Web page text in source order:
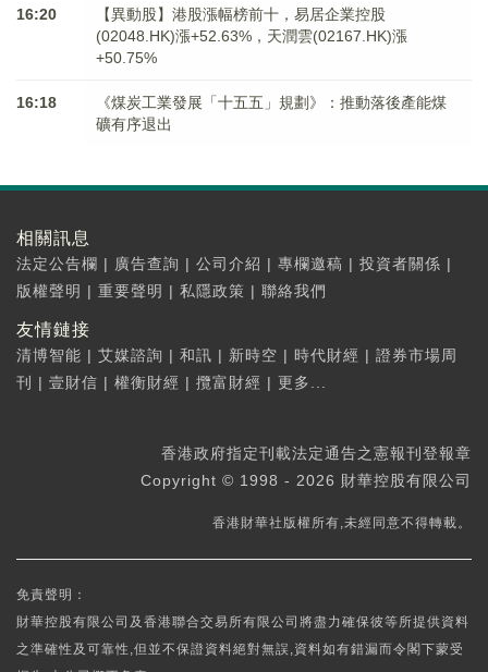
16:20
【異動股】港股漲幅榜前十，易居企業控股
(02048.HK)漲+52.63%，天潤雲(02167.HK)漲
+50.75%
16:18
《煤炭工業發展「十五五」規劃》：推動落後產能煤
礦有序退出
相關訊息
法定公告欄 | 廣告查詢 | 公司介紹 | 專欄邀稿 | 投資者關係 |
版權聲明 | 重要聲明 | 私隱政策 | 聯絡我們
友情鏈接
清博智能 | 艾媒諮詢 | 和訊 | 新時空 | 時代財經 | 證券市場周
刊
| 壹財信 | 權衡財經 | 攬富財經 | 更多...
香港政府指定刊載法定通告之憲報刊登報章
Copyright © 1998 - 2026 財華控股有限公司
香港財華社版權所有,未經同意不得轉載。
免責聲明：
財華控股有限公司及香港聯合交易所有限公司將盡力確保彼等所提供資料
之準確性及可靠性,但並不保證資料絕對無誤,資料如有錯漏而令閣下蒙受